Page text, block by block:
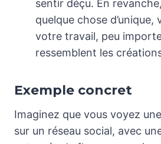
sentir déçu. En
quelque chose
votre travail, peu
ressemblent les
Exemple concret
Imaginez que vous voyez
sur un réseau social, avec